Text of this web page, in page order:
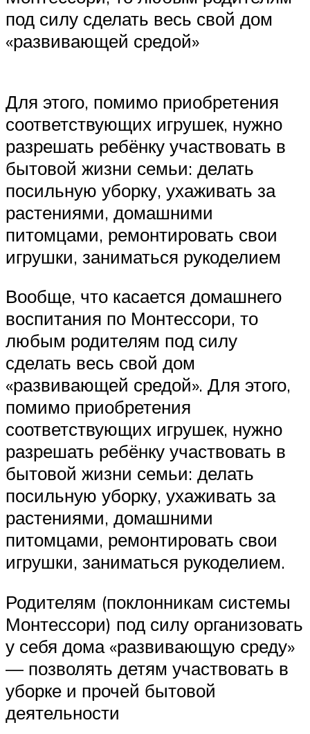
под силу сделать весь свой дом
«развивающей средой»
Для этого, помимо приобретения
соответствующих игрушек, нужно
разрешать ребёнку участвовать в
бытовой жизни семьи: делать
посильную уборку, ухаживать за
растениями, домашними
питомцами, ремонтировать свои
игрушки, заниматься рукоделием
Вообще, что касается домашнего
воспитания по Монтессори, то
любым родителям под силу
сделать весь свой дом
«развивающей средой». Для этого,
помимо приобретения
соответствующих игрушек, нужно
разрешать ребёнку участвовать в
бытовой жизни семьи: делать
посильную уборку, ухаживать за
растениями, домашними
питомцами, ремонтировать свои
игрушки, заниматься рукоделием.
Родителям (поклонникам системы
Монтессори) под силу организовать
у себя дома «развивающую среду»
— позволять детям участвовать в
уборке и прочей бытовой
деятельности